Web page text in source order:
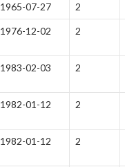
1965-07-27 2
1976-12-02 2
1983-02-03 2
1982-01-12 2
1982-01-12 2